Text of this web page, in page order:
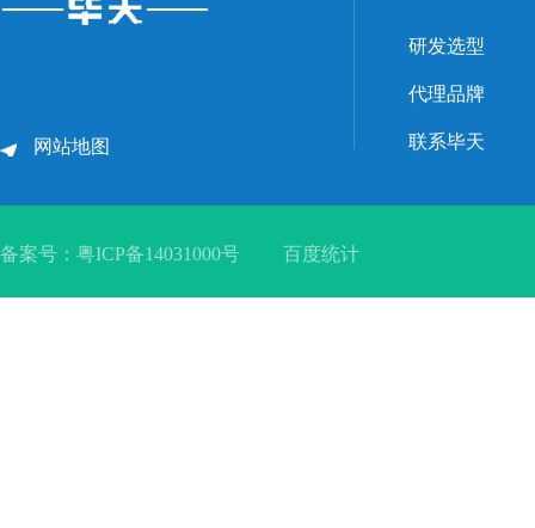
网站地图
研发选型
代理品牌
联系毕天
备案号： 粤ICP备14031000号 百度统计